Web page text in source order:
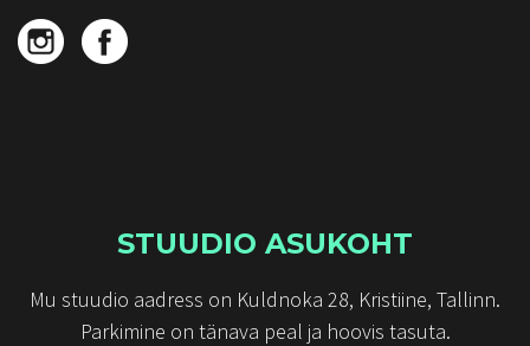
STUUDIO ASUKOHT
Mu stuudio aadress on Kuldnoka 28, Kristiine, Tallinn.
Parkimine on tänava peal ja hoovis tasuta.